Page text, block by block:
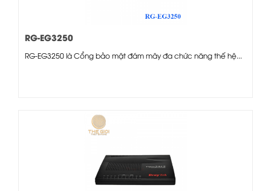
RG-EG3250
RG-EG3250 là Cổng bảo mật đám mây đa chức năng thế hệ...